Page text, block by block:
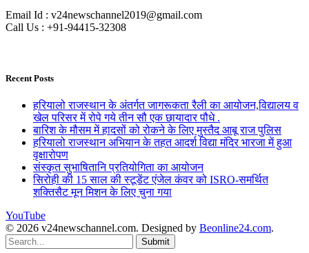
Email Id : v24newschannel2019@gmail.com
Call Us : +91-94415-32308
Recent Posts
हरियालो राजस्थान के अंतर्गत जागरूकता रैली का आयोजन,विद्यालय व
खेल परिसर में रोपे गये तीन सौ एक छायादार पौधे .
बारिश के मौसम में हादसों को रोकने के लिए मुस्तैद आबू राज पुलिस
हरियालो राजस्थान अभियान के तहत आदर्श विद्या मंदिर भारजा में हुआ
वृक्षारोपण
संस्कृत सुभाषितानि प्रतियोगिता का आयोजन
सिरोही की 15 साल की स्टूडेंट एंजेल कंवर को ISRO-समर्थित
शक्तिसैट मून मिशन के लिए चुना गया
YouTube
© 2026 v24newschannel.com. Designed by Beonline24.com.
Submit